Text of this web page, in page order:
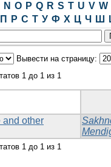
N O P Q R S T U V W
П Р С Т У Ф Х Ц Ч Ш
Вывести на страницу:
1 до 1 из 1
and other
1 до 1 из 1